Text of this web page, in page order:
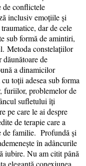
de conflictele
inclusiv emoțiile și
dar de cele
sub formă de amintiri,
Metoda constelațiilor
de
a dinamicilor
toții adesea sub forma
furiilor, problemelor de
sufletului îți
pe care le ai despre
de terapie care a
de familie. Profundă și
în adâncurile
iubire. Nu am citit până
eleganță conexiunea